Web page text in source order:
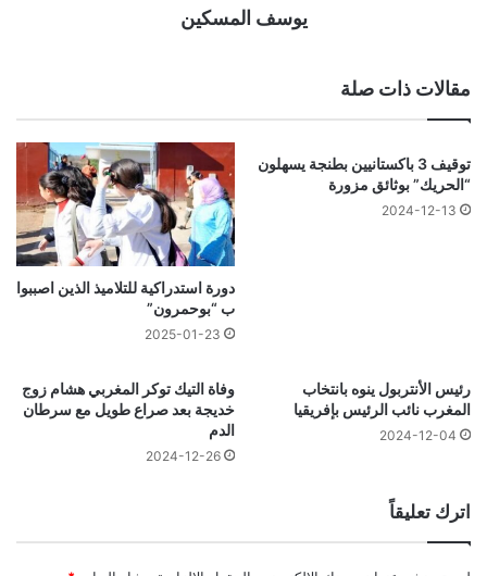
يوسف المسكين
مقالات ذات صلة
توقيف 3 باكستانيين بطنجة يسهلون
“الحريك” بوثائق مزورة
2024-12-13
دورة استدراكية للتلاميذ الذين اصببوا
ب “بوحمرون”
2025-01-23
رئيس الأنتربول ينوه بانتخاب
المغرب نائب الرئيس بإفريقيا
2024-12-04
وفاة التيك توكر المغربي هشام زوج
خديجة بعد صراع طويل مع سرطان
الدم
2024-12-26
اترك تعليقاً